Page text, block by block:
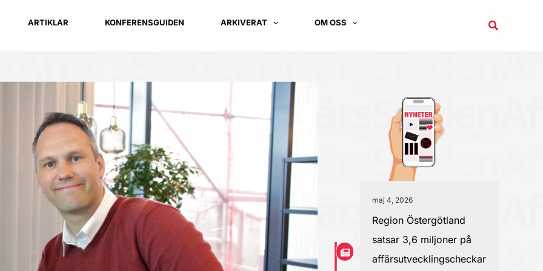
ARTIKLAR KONFERENSGUIDEN ARKIVERAT OM OSS Sök
maj 4, 2026
Region Östergötland
satsar 3,6 miljoner på
affärsutvecklingscheckar